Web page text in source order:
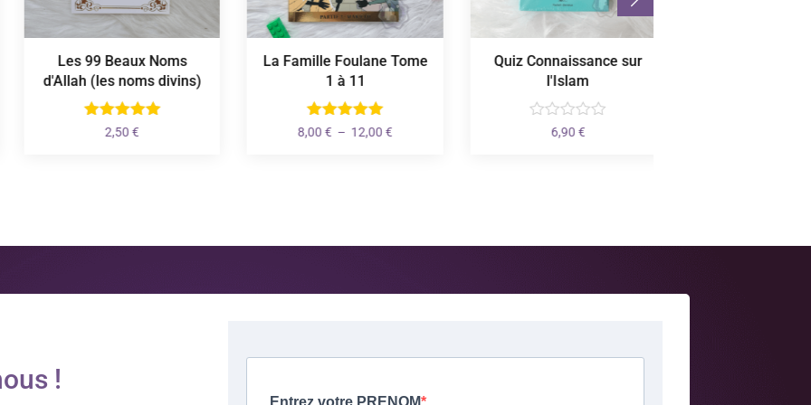
Les 99 Beaux Noms
d'Allah (les noms divins)
€
La Famille Foulane Tome
1 à 11
€–12,00€Plage
Quiz Connaissance sur
l'Islam
€
!